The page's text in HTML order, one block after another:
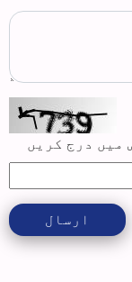
میں درج کریں
ارسال